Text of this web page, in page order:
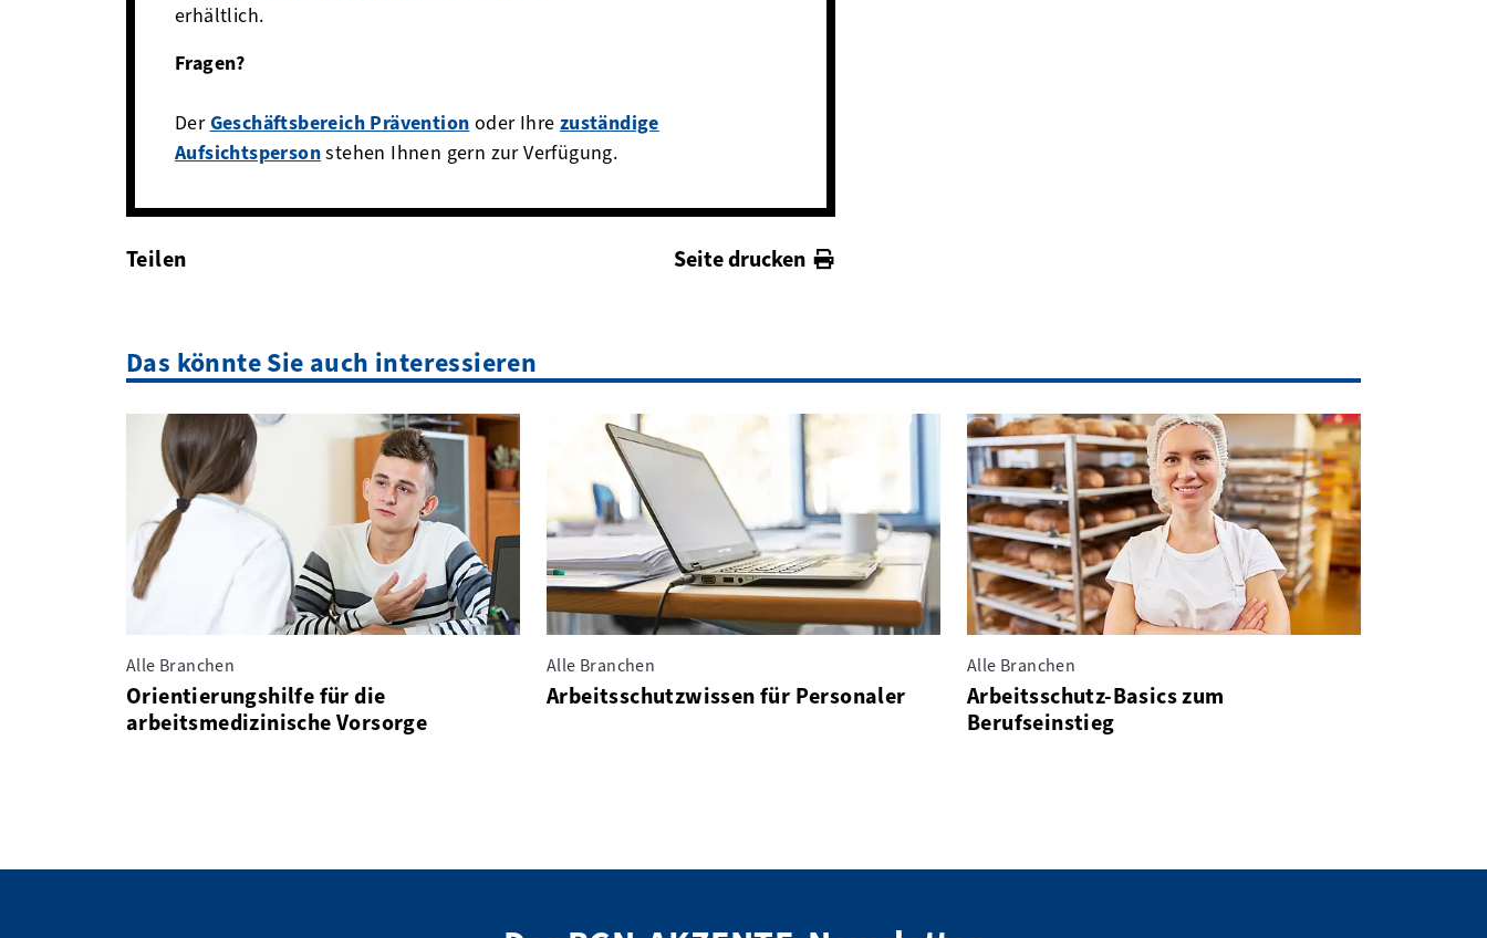
erhältlich.
Fragen?
DerGeschäftsbereich Prävention oder Ihre zuständige
Aufsichtspersonstehen Ihnen gern zur Verfügung.
Teilen Seite drucken
Das könnte Sie auch interessieren
Alle Branchen
Orientierungshilfe für die
arbeitsmedizinische Vorsorge
Alle Branchen
Arbeitsschutzwissen für Personaler
Alle Branchen
Arbeitsschutz-Basics zum
Berufseinstieg